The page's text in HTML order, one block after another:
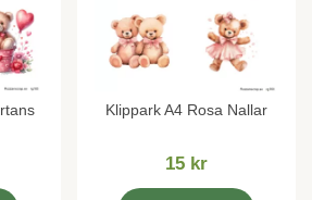
Klippark A4 Rosa Nallar
15 kr